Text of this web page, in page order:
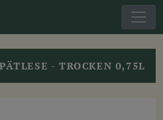
- TROCKEN 0,75L